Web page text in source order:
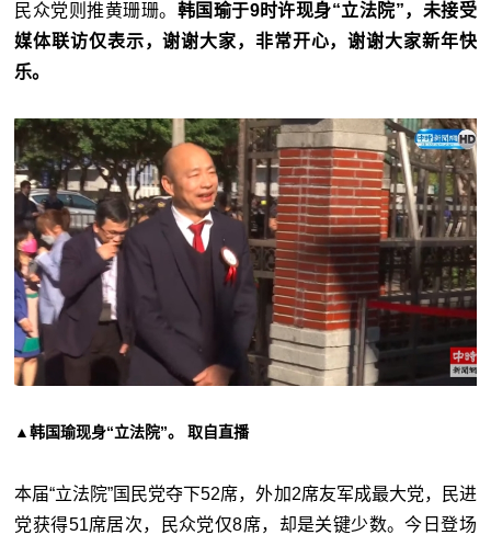
民众党则推黄珊珊。 韩国瑜于9时许现身“立法院”，未接受
媒体联访仅表示，谢谢大家，非常开心，谢谢大家新年快
乐。
▲韩国瑜现身“立法院”。 取自直播
本届“立法院”国民党夺下52席，外加2席友军成最大党，民进
党获得51席居次，民众党仅8席，却是关键少数。今日登场